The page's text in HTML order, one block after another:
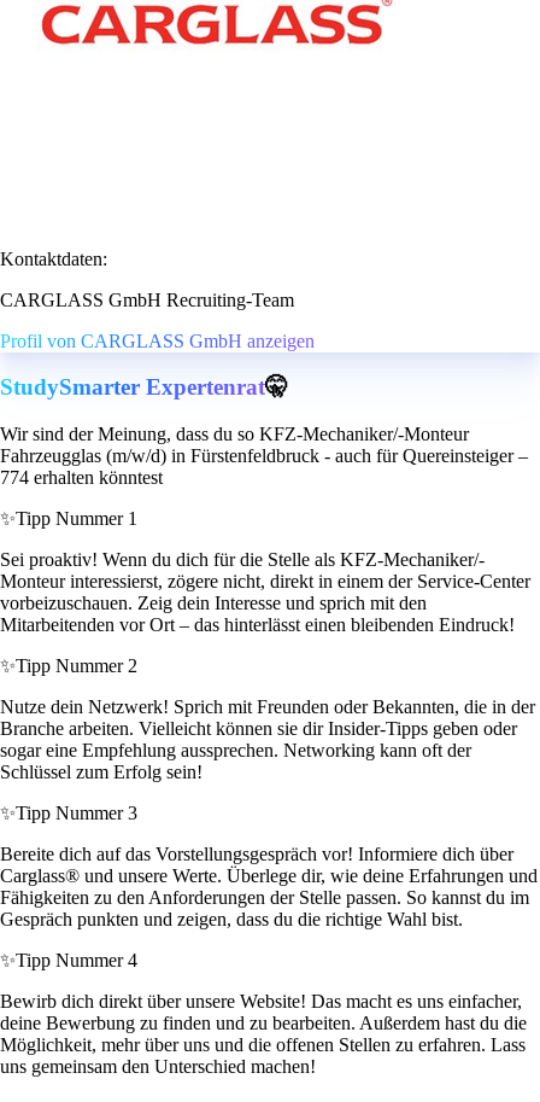
Kontaktdaten:
CARGLASS GmbH Recruiting-Team
Profil von CARGLASS GmbH anzeigen
StudySmarter Expertenrat🤫
Wir sind der Meinung, dass du so KFZ-Mechaniker/-Monteur
Fahrzeugglas (m/w/d) in Fürstenfeldbruck - auch für Quereinsteiger –
774 erhalten könntest
✨Tipp Nummer 1
Sei proaktiv! Wenn du dich für die Stelle als KFZ-Mechaniker/-
Monteur interessierst, zögere nicht, direkt in einem der Service-Center
vorbeizuschauen. Zeig dein Interesse und sprich mit den
Mitarbeitenden vor Ort – das hinterlässt einen bleibenden Eindruck!
✨Tipp Nummer 2
Nutze dein Netzwerk! Sprich mit Freunden oder Bekannten, die in der
Branche arbeiten. Vielleicht können sie dir Insider-Tipps geben oder
sogar eine Empfehlung aussprechen. Networking kann oft der
Schlüssel zum Erfolg sein!
✨Tipp Nummer 3
Bereite dich auf das Vorstellungsgespräch vor! Informiere dich über
Carglass® und unsere Werte. Überlege dir, wie deine Erfahrungen und
Fähigkeiten zu den Anforderungen der Stelle passen. So kannst du im
Gespräch punkten und zeigen, dass du die richtige Wahl bist.
✨Tipp Nummer 4
Bewirb dich direkt über unsere Website! Das macht es uns einfacher,
deine Bewerbung zu finden und zu bearbeiten. Außerdem hast du die
Möglichkeit, mehr über uns und die offenen Stellen zu erfahren. Lass
uns gemeinsam den Unterschied machen!